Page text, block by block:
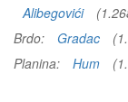
Alibegovići
Brdo:
Gradac
Planina:
Hum